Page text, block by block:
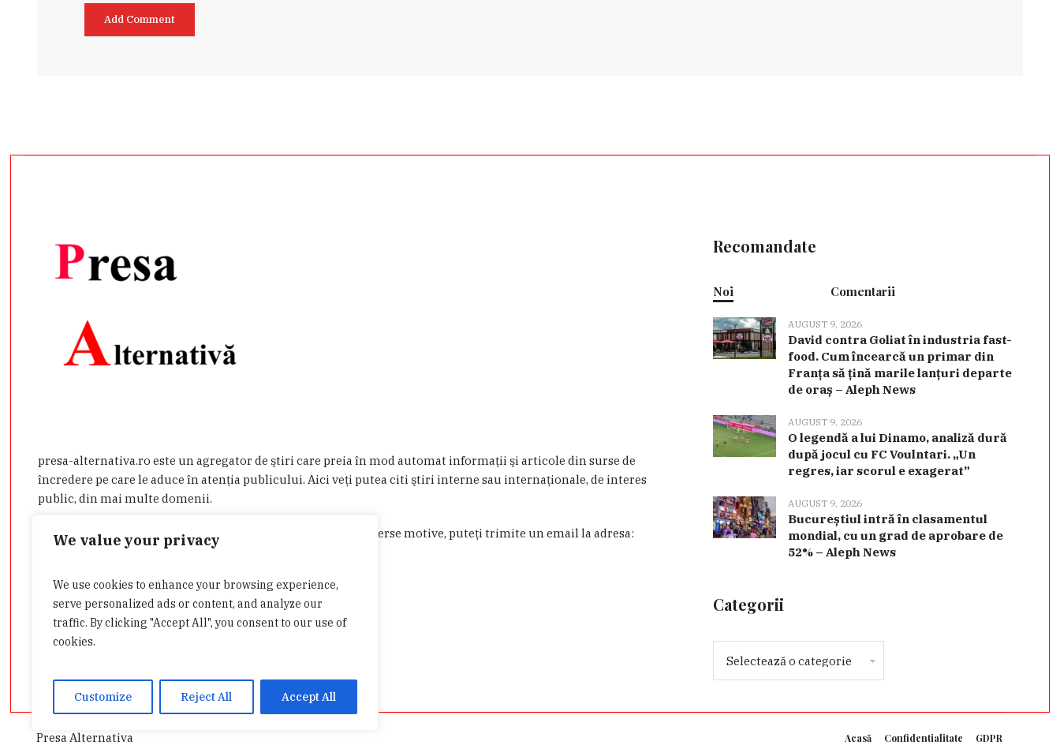
We value your privacy
We use cookies to enhance your browsing experience,
serve personalized ads or content, and analyze our
traffic. By clicking "Accept All", you consent to our use of
cookies.
Customize Reject All Accept All
presa-alternativa.ro este un agregator de ştiri care preia în mod automat informaţii şi articole din surse de
încredere pe care le aduce în atenţia publicului. Aici veţi putea citi ştiri interne sau internaţionale, de interes
public, din mai multe domenii.
Dacă aveţi o ştire de interes sau doriţi să ne contactaţi din diverse motive, puteţi trimite un email la adresa:
admin@presa-alternativa.ro
Recomandate
Noi Comentarii
AUGUST 9, 2026
David contra Goliat în industria fast-
food. Cum încearcă un primar din
Franța să țină marile lanțuri departe
de oraș – Aleph News
AUGUST 9, 2026
O legendă a lui Dinamo, analiză dură
după jocul cu FC Voulntari. „Un
regres, iar scorul e exagerat”
AUGUST 9, 2026
Bucureștiul intră în clasamentul
mondial, cu un grad de aprobare de
52% – Aleph News
Categorii
Acasă Confidentialitate GDPR
Presa Alternativa